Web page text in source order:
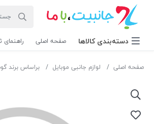
دسته‌بندی‌ کالاها صفحه اصلی
صفحه اصلی لوازم جانبی موبایل براساس برند